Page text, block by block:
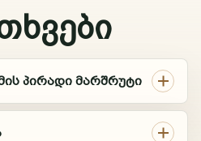
პირადი მარშრუტი